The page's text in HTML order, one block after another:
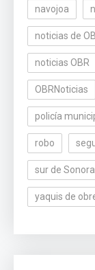
navojoa
noticias de
noticias OBR
OBRNoticias
policía
robo
sur de Sonora
yaquis de